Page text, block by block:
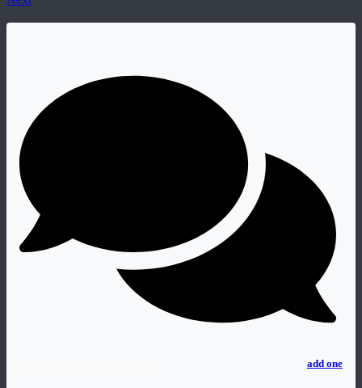
add one